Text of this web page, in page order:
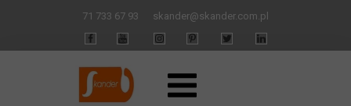
71 733 67 93 skander@skander.com.pl